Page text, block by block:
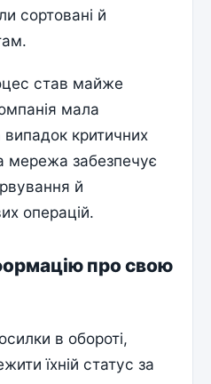
сортовані й
став майже
мала
випадок критичних
мережа забезпечує
й
операцій.
про свою
в обороті,
їхній статус за